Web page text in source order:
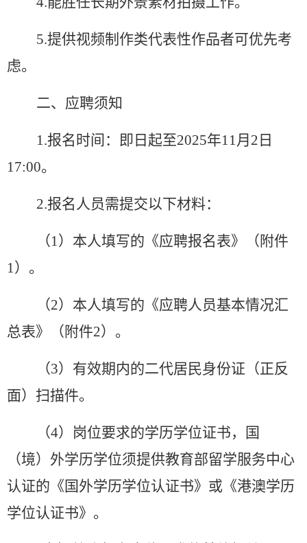
5.提供视频制作类代表性作品者可优先考
虑。
二、应聘须知
1.报名时间：即日起至2025年11月 2 日
17:00。
2.报名人员需提交以下材料：
（1）本人填写的《应聘报名表》（附件
1）。
（2）本人填写的《应聘人员基本情况汇
总表》（附件2） 。
（3）有效期内的二代居民身份证（正反
面）扫描件。
（4）岗位要求的学历学位证书，国
（境）外学历学位须提供教育部留学服务中心
认证的《国外学历学位认证书》或《港澳学历
学位认证书》。